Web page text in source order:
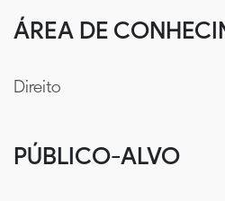
ÁREA DE
Direito
PÚBLICO-ALVO